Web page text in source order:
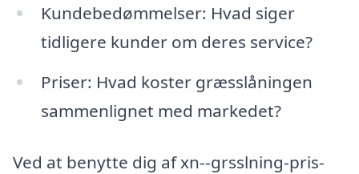
Kundebedømmelser: Hvad siger
tidligere kunder om deres service?
Priser: Hvad koster græsslåningen
sammenlignet med markedet?
Ved at benytte dig af xn--grsslning-pris-